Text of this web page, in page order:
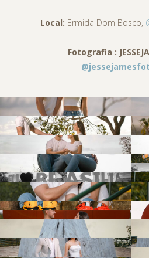
Local: Ermida Dom Bosco,
Fotografia :